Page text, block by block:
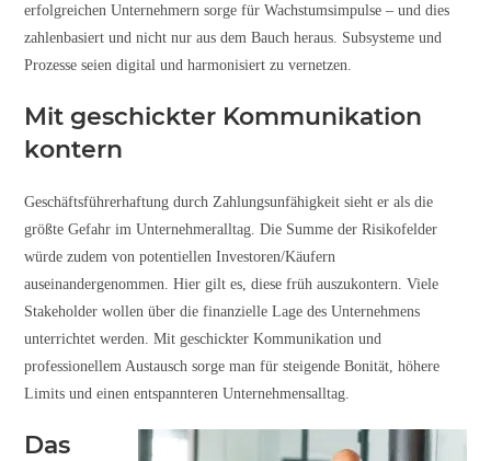
erfolgreichen Unternehmern sorge für Wachstumsimpulse – und dies
zahlenbasiert und nicht nur aus dem Bauch heraus. Subsysteme und
Prozesse seien digital und harmonisiert zu vernetzen.
Mit geschickter Kommunikation
kontern
Geschäftsführerhaftung durch Zahlungsunfähigkeit sieht er als die
größte Gefahr im Unternehmeralltag. Die Summe der Risikofelder
würde zudem von potentiellen Investoren/Käufern
auseinandergenommen. Hier gilt es, diese früh auszukontern. Viele
Stakeholder wollen über die finanzielle Lage des Unternehmens
unterrichtet werden. Mit geschickter Kommunikation und
professionellem Austausch sorge man für steigende Bonität, höhere
Limits und einen entspannteren Unternehmensalltag.
Das